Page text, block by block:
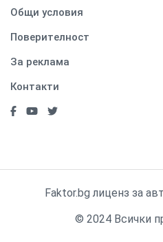
Общи условия
Поверителност
За реклама
Контакти
Faktor.bg лиценз за
© 2024 Всички